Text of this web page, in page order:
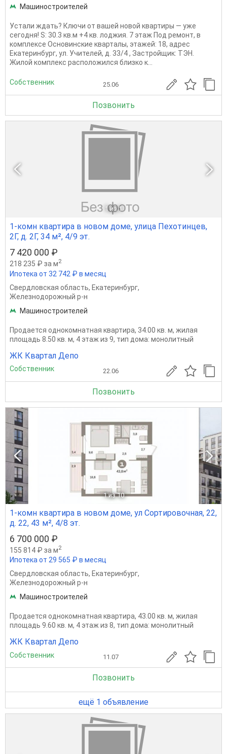
Машиностроителей
Устали ждать? Ключи от вашей новой квартиры — уже
сегодня! S: 30.3 кв.м +4 кв. лоджия. 7 этаж Под ремонт, в
комплeксе Основинские кварталы, этажей: 18, адрeс
Екaтеринбург, ул. Учителей, д. 33/4 , Заcтpойщик: ТЭН.
Жилoй кoмплeкc pacпoложился близко к...
Собственник 25.06
Позвонить
1 из 1
1-комн квартира в новом доме, улица Пехотинцев,
2Г, д. 2Г, 34 м², 4/9 эт.
7 420 000 ₽
218 235 ₽ за м2
Ипотека от 32 742 ₽ в месяц
Свердловская область, Екатеринбург,
Железнодорожный р-н
Машиностроителей
Продается однокомнатная квартира, 34.00 кв. м, жилая
площадь 8.50 кв. м, 4 этаж из 9, тип дома: монолитный
ЖК Квартал Депо
Собственник 22.06
Позвонить
1 из 10
1-комн квартира в новом доме, ул Сортировочная, 22,
д. 22, 43 м², 4/8 эт.
6 700 000 ₽
155 814 ₽ за м2
Ипотека от 29 565 ₽ в месяц
Свердловская область, Екатеринбург,
Железнодорожный р-н
Машиностроителей
Продается однокомнатная квартира, 43.00 кв. м, жилая
площадь 9.60 кв. м, 4 этаж из 8, тип дома: монолитный
ЖК Квартал Депо
Собственник 11.07
Позвонить
ещё 1 объявление